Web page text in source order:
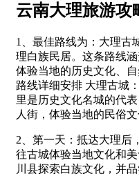
云南大理旅游攻
1、最佳路线为：大理
理白族民居。这条路线
体验当地的历史文化、
路线详细安排 大理古城
里是历史文化名城的代
人街，体验当地的民俗文
2、第一天：抵达大理后
往古城体验当地文化和
川县探索白族文化，并